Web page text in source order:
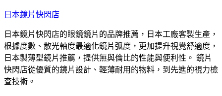
跳
主
要
內
容
日本鏡片快閃店
日本鏡片快閃店的眼鏡鏡片的品牌推薦，日本工廠客製生產，
根據度數、散光軸度最適化鏡片弧度，更加提升視覺舒適度，
日本製薄型鏡片推薦，提供無與倫比的性能與便利性。 鏡片
快閃店從優質的鏡片設計、輕薄耐用的物料，到先進的視力檢
查技術。